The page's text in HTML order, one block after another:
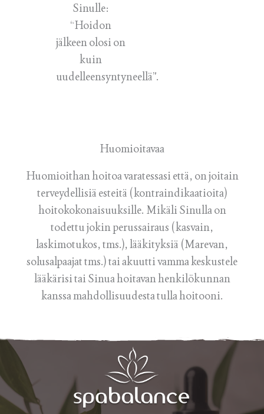
Sinulle:
“Hoidon
jälkeen olosi on
kuin
uudelleensyntyneellä”.
Huomioitavaa
Huomioithan hoitoa varatessasi että, on joitain
terveydellisiä esteitä (kontraindikaatioita)
hoitokokonaisuuksille. Mikäli Sinulla on
todettu jokin perussairaus (kasvain,
laskimotukos, tms.), lääkityksiä (Marevan,
solusalpaajat tms.) tai akuutti vamma keskustele
lääkärisi tai Sinua hoitavan henkilökunnan
kanssa mahdollisuudesta tulla hoitooni.